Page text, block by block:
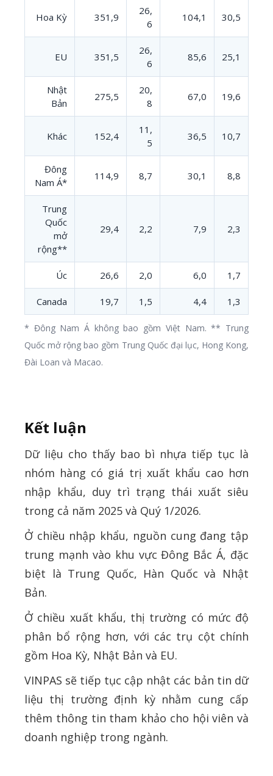
Hoa Kỳ 351,9
26,
6
104,1 30,5
EU 351,5
26,
6
85,6 25,1
Nhật
Bản
275,5
20,
8
67,0 19,6
Khác 152,4
11,
5
36,5 10,7
Đông
Nam Á*
114,9 8,7 30,1 8,8
Trung
Quốc
mở
rộng**
29,4 2,2 7,9 2,3
Úc 26,6 2,0 6,0 1,7
Canada 19,7 1,5 4,4 1,3
* Đông Nam Á không bao gồm Việt Nam. ** Trung
Quốc mở rộng bao gồm Trung Quốc đại lục, Hong Kong,
Đài Loan và Macao.
Kết luận
Dữ liệu cho thấy bao bì nhựa tiếp tục là
nhóm hàng có giá trị xuất khẩu cao hơn
nhập khẩu, duy trì trạng thái xuất siêu
trong cả năm 2025 và Quý 1/2026.
Ở chiều nhập khẩu, nguồn cung đang tập
trung mạnh vào khu vực Đông Bắc Á, đặc
biệt là Trung Quốc, Hàn Quốc và Nhật
Bản.
Ở chiều xuất khẩu, thị trường có mức độ
phân bổ rộng hơn, với các trụ cột chính
gồm Hoa Kỳ, Nhật Bản và EU.
VINPAS sẽ tiếp tục cập nhật các bản tin dữ
liệu thị trường định kỳ nhằm cung cấp
thêm thông tin tham khảo cho hội viên và
doanh nghiệp trong ngành.